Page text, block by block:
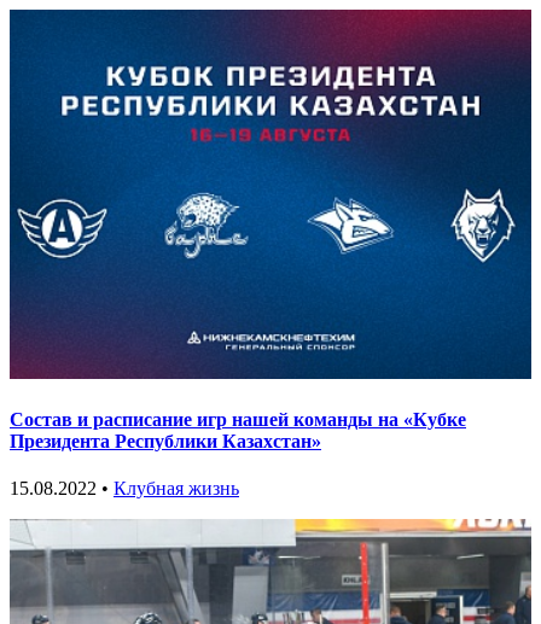
Состав и расписание игр нашей команды на «Кубке
Президента Республики Казахстан»
15.08.2022 • Клубная жизнь